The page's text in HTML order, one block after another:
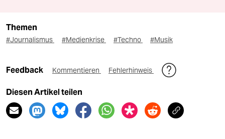
Themen
#Journalismus #Medienkrise #Techno #Musik
Feedback Kommentieren Fehlerhinweis
Diesen Artikel teilen